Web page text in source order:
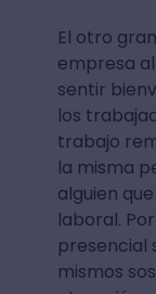
El otro
empresa
sentir
los
trabajo
la misma
alguien
laboral.
presencial
mismos